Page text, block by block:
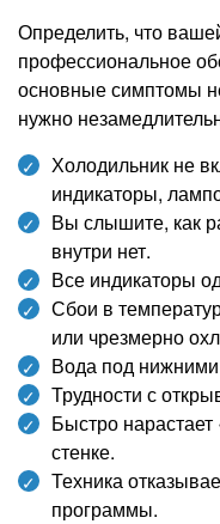
Определить, что
профессиональное
основные симптомы
нужно
Холодильник не
индикаторы,
Вы слышите, как
внутри нет.
Все индикаторы
Сбои в
или чрезмерно
Вода под
Трудности с
Быстро
стенке.
Техника
программы.